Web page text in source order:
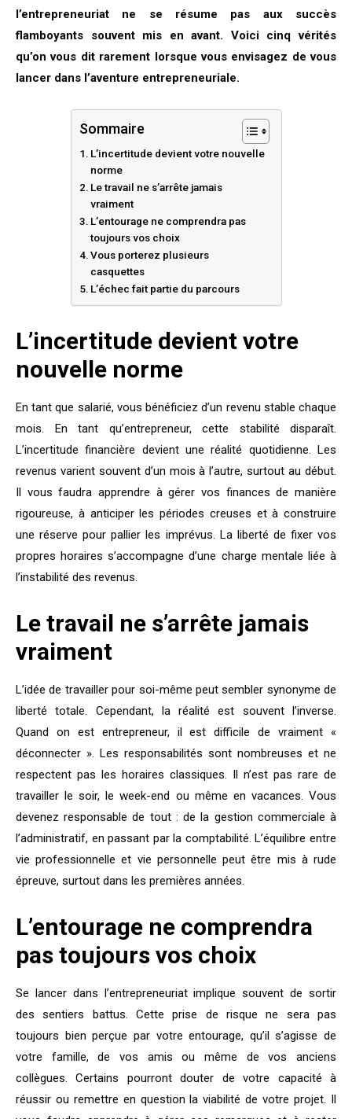
l’entrepreneuriat ne se résume pas aux succès
flamboyants souvent mis en avant. Voici cinq vérités
qu’on vous dit rarement lorsque vous envisagez de vous
lancer dans l’aventure entrepreneuriale.
Sommaire
L’incertitude devient votre nouvelle
norme
Le travail ne s’arrête jamais
vraiment
L’entourage ne comprendra pas
toujours vos choix
Vous porterez plusieurs
casquettes
L’échec fait partie du parcours
L’incertitude devient votre
nouvelle norme
En tant que salarié, vous bénéficiez d’un revenu stable chaque
mois. En tant qu’entrepreneur, cette stabilité disparaît.
L’incertitude financière devient une réalité quotidienne. Les
revenus varient souvent d’un mois à l’autre, surtout au début.
Il vous faudra apprendre à gérer vos finances de manière
rigoureuse, à anticiper les périodes creuses et à construire
une réserve pour pallier les imprévus. La liberté de fixer vos
propres horaires s’accompagne d’une charge mentale liée à
l’instabilité des revenus.
Le travail ne s’arrête jamais
vraiment
L’idée de travailler pour soi-même peut sembler synonyme de
liberté totale. Cependant, la réalité est souvent l’inverse.
Quand on est entrepreneur, il est difficile de vraiment «
déconnecter ». Les responsabilités sont nombreuses et ne
respectent pas les horaires classiques. Il n’est pas rare de
travailler le soir, le week-end ou même en vacances. Vous
devenez responsable de tout : de la gestion commerciale à
l’administratif, en passant par la comptabilité. L’équilibre entre
vie professionnelle et vie personnelle peut être mis à rude
épreuve, surtout dans les premières années.
L’entourage ne comprendra
pas toujours vos choix
Se lancer dans l’entrepreneuriat implique souvent de sortir
des sentiers battus. Cette prise de risque ne sera pas
toujours bien perçue par votre entourage, qu’il s’agisse de
votre famille, de vos amis ou même de vos anciens
collègues. Certains pourront douter de votre capacité à
réussir ou remettre en question la viabilité de votre projet. Il